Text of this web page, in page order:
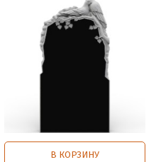
В КОРЗИНУ